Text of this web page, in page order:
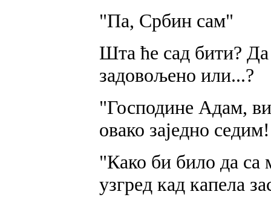
"Па, Србин сам"
Шта ће сад бити?
задовољено или...?
"Господине Адам,
овако заједно
"Како би било да са
узгред кад капела